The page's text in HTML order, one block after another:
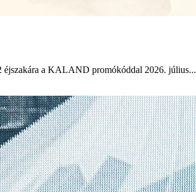
éjszakára a KALAND promókóddal 2026. július...